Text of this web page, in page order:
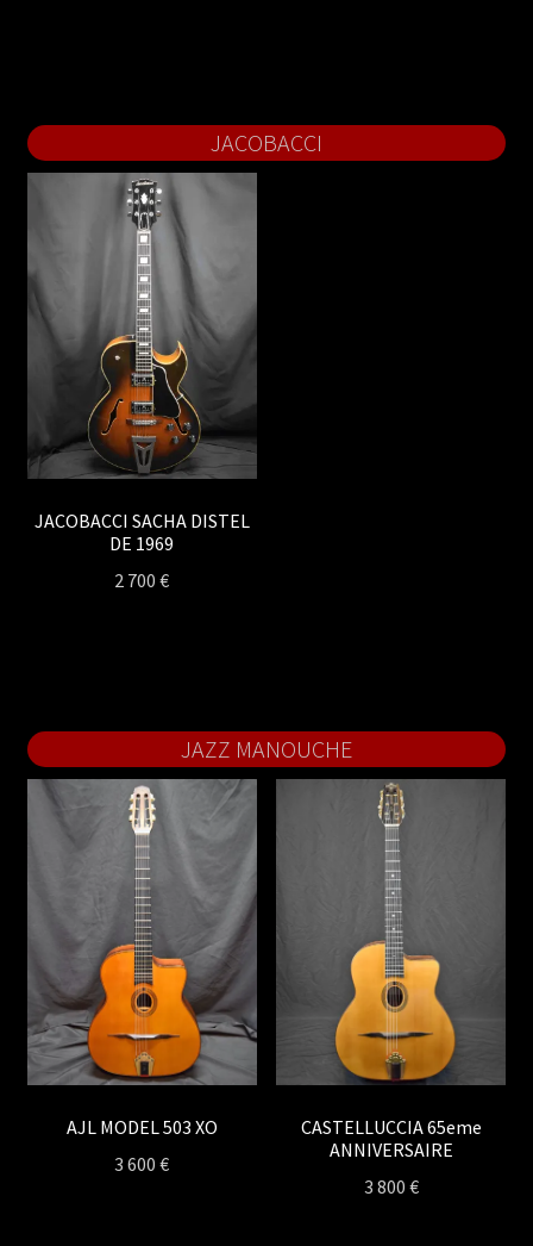
JACOBACCI
JACOBACCI SACHA DISTEL
DE 1969
2 700€
JAZZ MANOUCHE
AJL MODEL 503 XO
3 600€
CASTELLUCCIA 65eme
ANNIVERSAIRE
3 800 €